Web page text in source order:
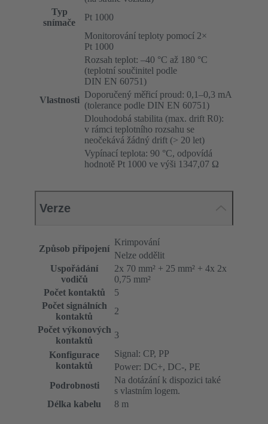
Typ
snímače
Pt 1000
Vlastnosti
Monitorování teploty pomocí 2×
Pt 1000
Rozsah teplot: –40 °C až 180 °C
(teplotní součinitel podle
DIN EN 60751)
Doporučený měřicí proud: 0,1–0,3 mA
(tolerance podle DIN EN 60751)
Dlouhodobá stabilita (max. drift R0):
v rámci teplotního rozsahu se
neočekává žádný drift (> 20 let)
Vypínací teplota: 90 °C, odpovídá
hodnotě Pt 1000 ve výši 1347,07 Ω
Verze
Způsob připojení
Krimpování
Nelze oddělit
Uspořádání
vodičů
2x 70 mm² + 25 mm² + 4x 2x
0,75 mm²
Počet kontaktů
5
Počet signálních
kontaktů
2
Počet výkonových
kontaktů
3
Konfigurace
kontaktů
Signal: CP, PP
Power: DC+, DC-, PE
Podrobnosti
Na dotázání k dispozici také
s vlastním logem.
Délka kabelu
8 m